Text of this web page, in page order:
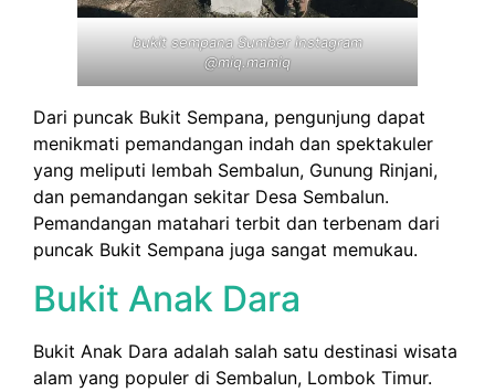
bukit sempana Sumber instagram
@miq.mamiq
Dari puncak Bukit Sempana, pengunjung dapat
menikmati pemandangan indah dan spektakuler
yang meliputi lembah Sembalun, Gunung Rinjani,
dan pemandangan sekitar Desa Sembalun.
Pemandangan matahari terbit dan terbenam dari
puncak Bukit Sempana juga sangat memukau.
Bukit Anak Dara
Bukit Anak Dara adalah salah satu destinasi wisata
alam yang populer di Sembalun, Lombok Timur.